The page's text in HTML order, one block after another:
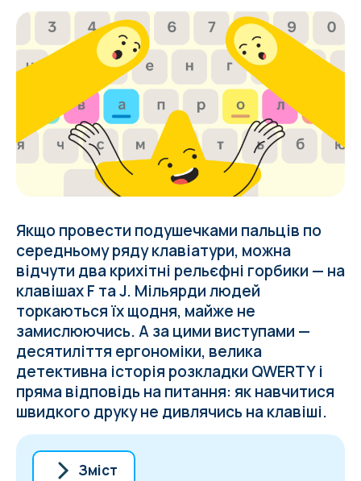
Якщо провести подушечками пальців по
середньому ряду клавіатури, можна
відчути два крихітні рельєфні горбики — на
клавішах F та J. Мільярди людей
торкаються їх щодня, майже не
замислюючись. А за цими виступами —
десятиліття ергономіки, велика
детективна історія розкладки QWERTY і
пряма відповідь на питання: як навчитися
швидкого друку не дивлячись на клавіші.
Зміст